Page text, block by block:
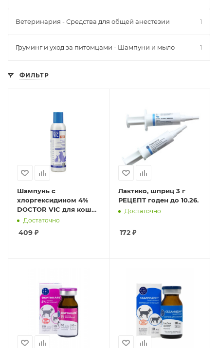
Ветеринария - Средства для общей анестезии 1
Груминг и уход за питомцами - Шампуни и мыло 1
ФИЛЬТР
Шампунь с
хлоргексидином 4%
DOCTOR VIC для кошек
и собак 150 мл
Достаточно
409 ₽
Лактико, шприц 3 г
РЕЦЕПТ годен до 10.26.
Достаточно
172₽